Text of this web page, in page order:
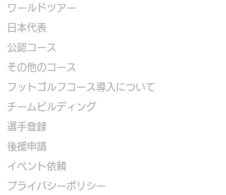
​ワールドツアー
​​日本代表
公認コース
​その他のコース
​ フットゴルフコース導入について
​チームビルディング
選手登録​
​後援申請
​イベント依頼
プライバシーポリシー